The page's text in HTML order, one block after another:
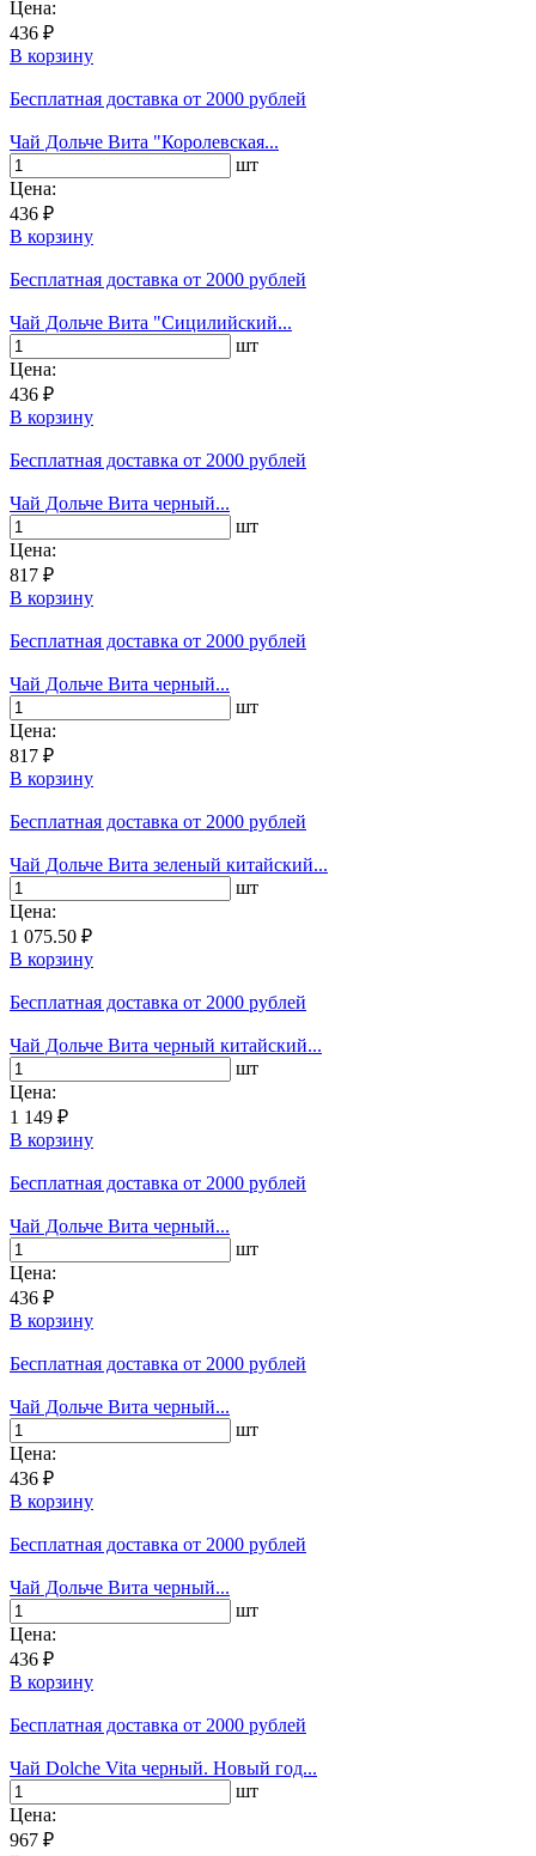
Цена:
436 ₽
В корзину
Бесплатная доставка от 2000 рублей
Чай Дольче Вита "Королевская...
шт
Цена:
436 ₽
В корзину
Бесплатная доставка от 2000 рублей
Чай Дольче Вита "Сицилийский...
шт
Цена:
436 ₽
В корзину
Бесплатная доставка от 2000 рублей
Чай Дольче Вита черный...
шт
Цена:
817 ₽
В корзину
Бесплатная доставка от 2000 рублей
Чай Дольче Вита черный...
шт
Цена:
817 ₽
В корзину
Бесплатная доставка от 2000 рублей
Чай Дольче Вита зеленый китайский...
шт
Цена:
1 075.50 ₽
В корзину
Бесплатная доставка от 2000 рублей
Чай Дольче Вита черный китайский...
шт
Цена:
1 149 ₽
В корзину
Бесплатная доставка от 2000 рублей
Чай Дольче Вита черный...
шт
Цена:
436 ₽
В корзину
Бесплатная доставка от 2000 рублей
Чай Дольче Вита черный...
шт
Цена:
436 ₽
В корзину
Бесплатная доставка от 2000 рублей
Чай Дольче Вита черный...
шт
Цена:
436 ₽
В корзину
Бесплатная доставка от 2000 рублей
Чай Dolche Vita черный. Новый год...
шт
Цена:
967 ₽